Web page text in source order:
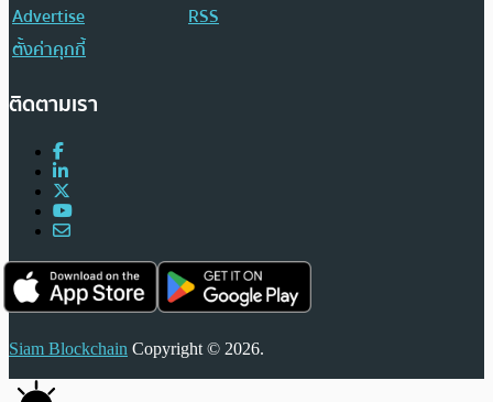
Advertise
RSS
ตั้งค่าคุกกี้
ติดตามเรา
Siam Blockchain Copyright © 2026.